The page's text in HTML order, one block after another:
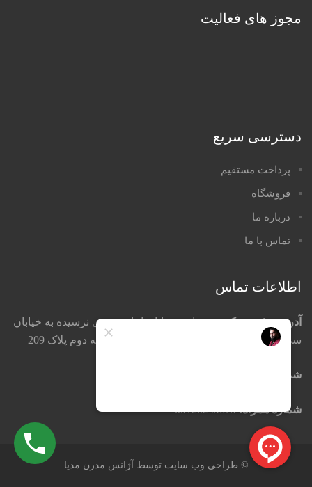
مجوز های فعالیت
دسترسی سریع
پرداخت مستقیم
فروشگاه
درباره ما
تماس با ما
اطلاعات تماس
آدرس دفتر مرکزی:تهران ، خیابان امام خمینی نرسیده به خیابان
سی تیرکوچه جمشید خواه پاساژ تیموریان طبقه دوم پلاک 209
شماره تماس:
شماره همراه:09120249679
© طراحی وب سایت توسط آژانس مدرن مدیا